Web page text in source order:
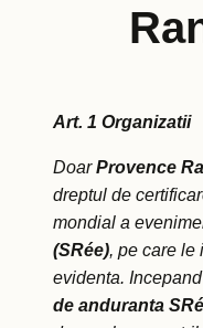
Art. 1 Organizatii
DoarProvence
dreptul de
mondial a
(SRée), pe care le
evidenta.
de anduranta